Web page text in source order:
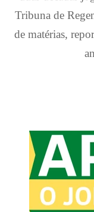
Tribuna de
de matérias,